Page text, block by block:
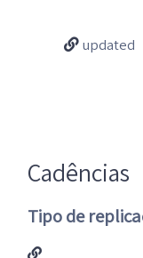
updated
Cadências
Tipo de